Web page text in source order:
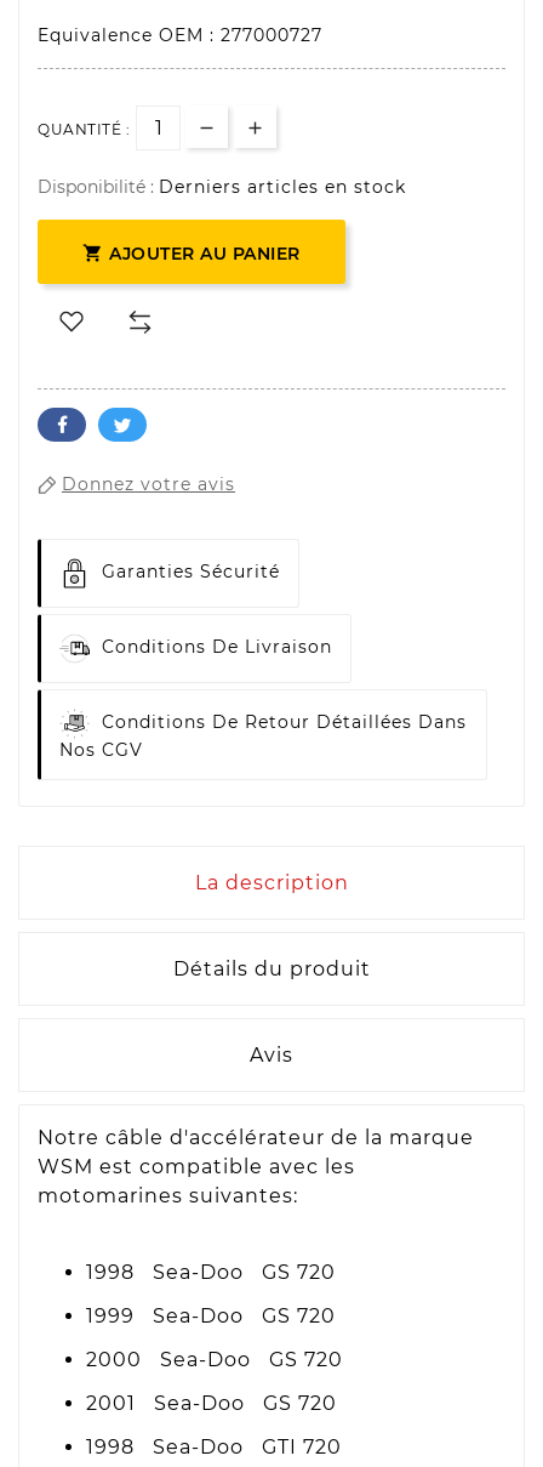
Equivalence OEM : 277000727
QUANTITÉ :
Disponibilité : Derniers articles en stock
 AJOUTER AU PANIER
Donnez votre avis
Garanties Sécurité
Conditions De Livraison
Conditions De Retour Détaillées Dans
Nos CGV
La description
Détails du produit
Avis
Notre câble d'accélérateur de la marque
WSM est compatible avec les
motomarines suivantes:
1998 Sea-Doo GS 720
1999 Sea-Doo GS 720
2000 Sea-Doo GS 720
2001 Sea-Doo GS 720
1998 Sea-Doo GTI 720